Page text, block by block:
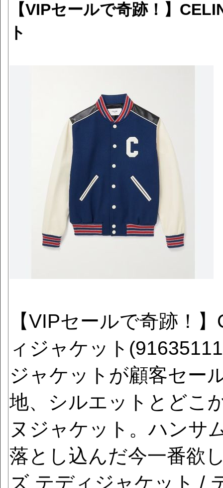
【VIPセールで奇跡！】
ト
【VIPセールで奇跡！
ィジャケット
ジャケットが顧客セー
地、シルエットとどこ
ヌジャケット。ハンサ
落とし込んだ今一番欲
ズ テディジャケット /